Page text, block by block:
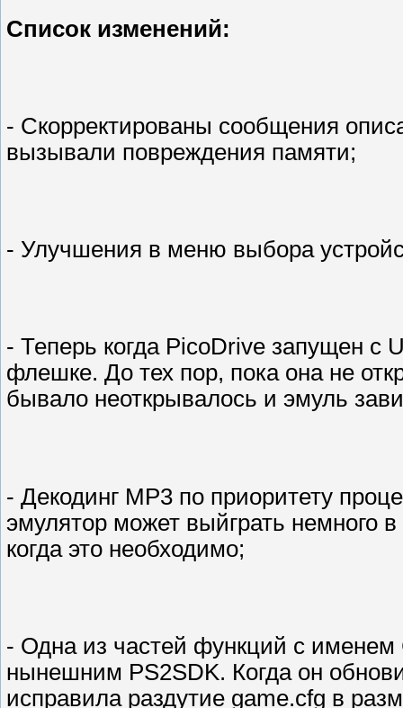
Список изменений:
- Скорректированы сообщения
вызывали повреждения памяти;
- Улучшения в меню выбора
- Теперь когда PicoDrive запущен с
флешке. До тех пор, пока она не
бывало неоткрывалось и эмуль
- Декодинг MP3 по приоритету
эмулятор может выйграть немного
когда это необходимо;
- Одна из частей функций с
нынешним PS2SDK. Когда он
исправила раздутие game.cfg в